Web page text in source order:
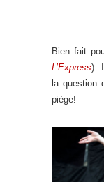
Bien fait
L’Express).
la question
piège!